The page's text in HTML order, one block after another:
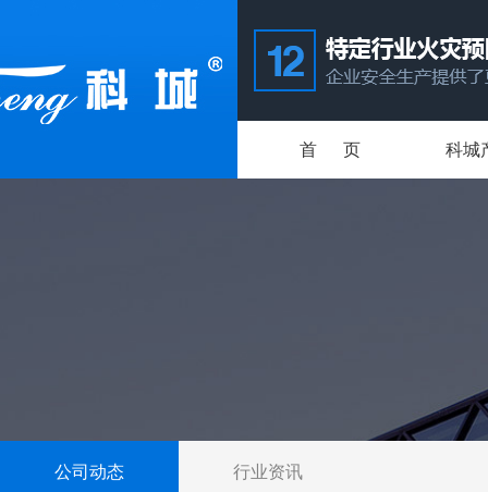
首 页 科城
公司动态 行业资讯